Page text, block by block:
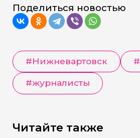
Поделиться новостью
#Нижневартовск #
#журналисты
Читайте также